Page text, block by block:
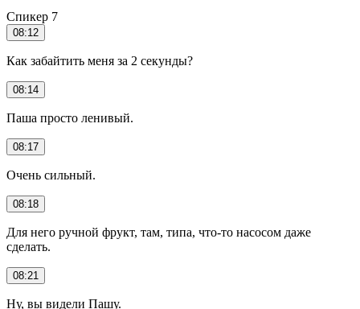
Спикер 7
08:12
Как забайтить меня за 2 секунды?
08:14
Паша просто ленивый.
08:17
Очень сильный.
08:18
Для него ручной фрукт, там, типа, что-то насосом даже
сделать.
08:21
Ну, вы видели Пашу.